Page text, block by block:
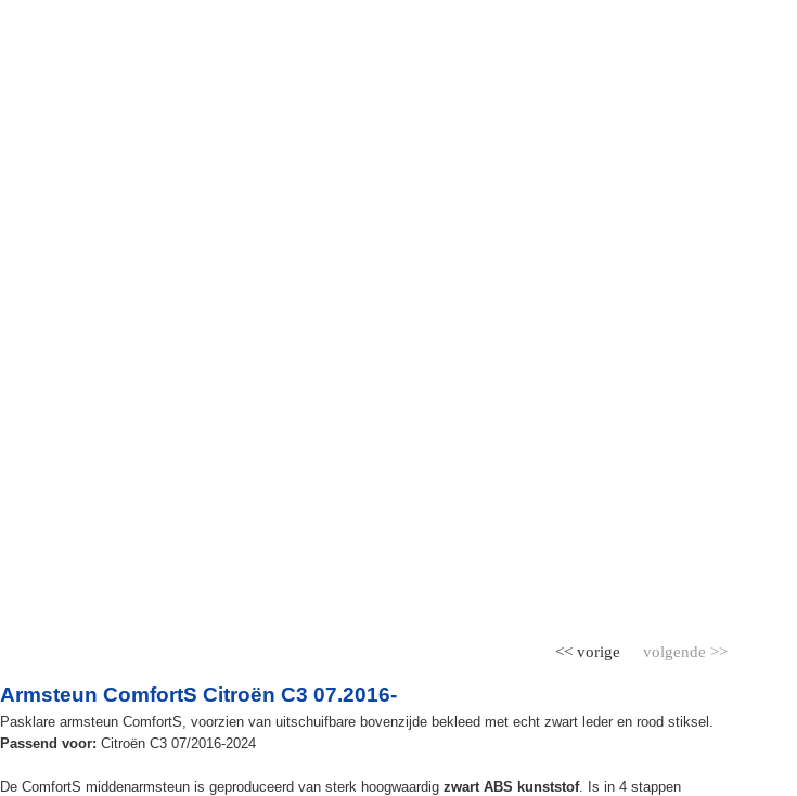
volgende >>
<< vorige
Armsteun ComfortS Citroën C3 07.2016-
Pasklare armsteun ComfortS, voorzien van uitschuifbare bovenzijde bekleed met echt zwart leder en rood stiksel.
Passend voor: Citroën C3 07/2016-2024
De ComfortS middenarmsteun is geproduceerd van sterk hoogwaardig zwart ABS kunststof. Is in 4 stappen